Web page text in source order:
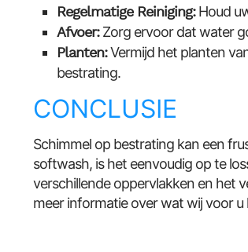
Regelmatige Reiniging:Houd
Afvoer:Zorg ervoor dat water
Planten:Vermijd het planten
bestrating.
CONCLUSIE
Schimmel op bestrating kan een
softwash, is het eenvoudig op te
verschillende oppervlakken en het
meer informatie over wat wij voor